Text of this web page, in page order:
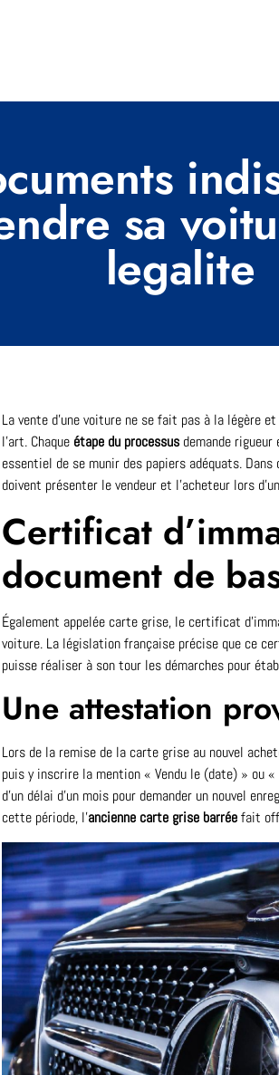
sa
legalite
La vente d’une voiture ne se fait pas à la légère
l’art. Chaque étape du processus demande
essentiel de se munir des papiers adéquats.
doivent présenter le vendeur et l’acheteur lors
Certificat
document de
Également appelée carte grise, le certificat
voiture. La législation française précise que ce
puisse réaliser à son tour les démarches pour
Une attestation
Lors de la remise de la carte grise au nouvel
puis y inscrire la mention « Vendu le (date) » ou
d’un délai d’un mois pour demander un nouvel
cette période, l’ancienne carte grise barréefait